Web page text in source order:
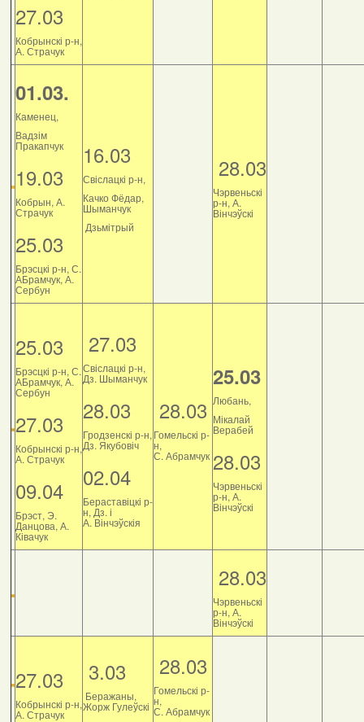
27.03
Кобрынскі р-н,
А. Страчук
01.03.
Каменец,
Вадзім
Пракапчук
19.03
Кобрын, А.
Страчук
25.03
Брэсцкі р-н, С.
АБрамчук, А.
Сербун
16.03
Свіслацкі р-н,
Качко Фёдар,
Шыманчук
Дзьмітрый
28.03
Чэрвеньскі
р-н, А.
Вінчэўскі
25.03
Брэсцкі р-н, С.
АБрамчук, А.
Сербун
27.03
Кобрынскі р-н,
А. Страчук
09.04
Брэст, Э.
Данцова, А.
Ківачук
27.03
Свіслацкі р-н,
Дз. Шыманчук
28.03
Гродзенскі р-н,
Дз. Якубовіч
02.04
Бераставіцкі р-
н, Дз. і
А. Вінчэўскія
28.03
Гомельскі р-
н,
С. Абрамчук
25.03
Любань,
Мікалай
Верабей
28.03
Чэрвеньскі
р-н, А.
Вінчэўскі
28.03
Чэрвеньскі
р-н, А.
Вінчэўскі
27.03
Кобрынскі р-н,
А. Страчук
3.03
Беражаны,
Жорж Гулеўскі
28.03
Гомельскі р-
н,
С. Абрамчук